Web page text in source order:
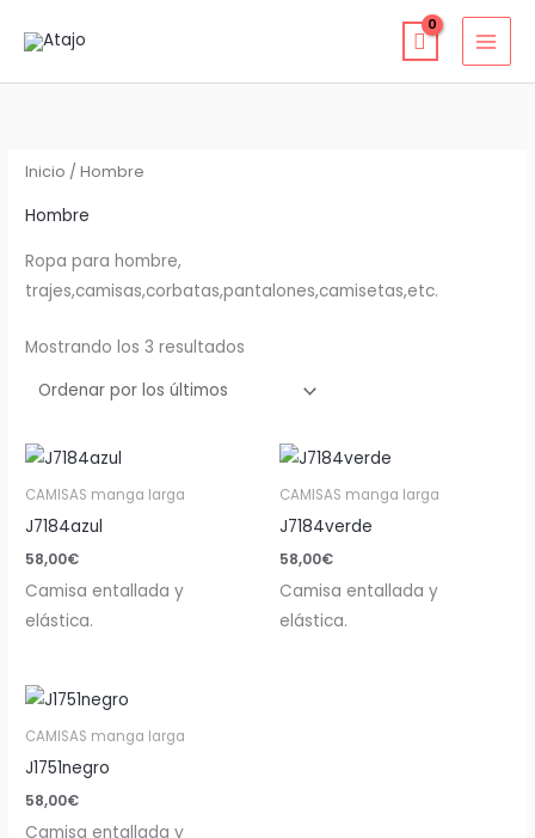
Inicio / Hombre
Hombre
Ropa para hombre,
trajes,camisas,corbatas,pantalones,camisetas,etc.
Mostrando los 3 resultados
Ordenado
CAMISAS manga larga
J7184azul
58,00€
Camisa entallada y
elástica.
CAMISAS manga larga
J7184verde
58,00€
Camisa entallada y
elástica.
CAMISAS manga larga
J1751negro
58,00€
Camisa entallada y